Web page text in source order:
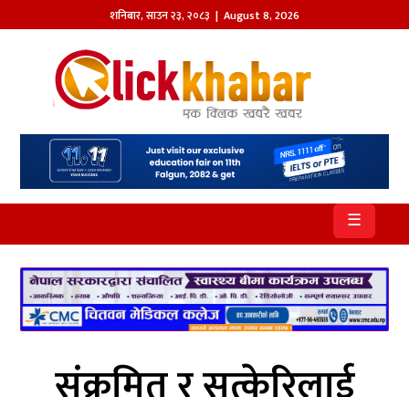
शनिबार,साउन२३,२०८३ | August 8, 2026
होमपेज
समाज
प्रदेश
आजको
पत्रिका
सम्पादकीय
☰